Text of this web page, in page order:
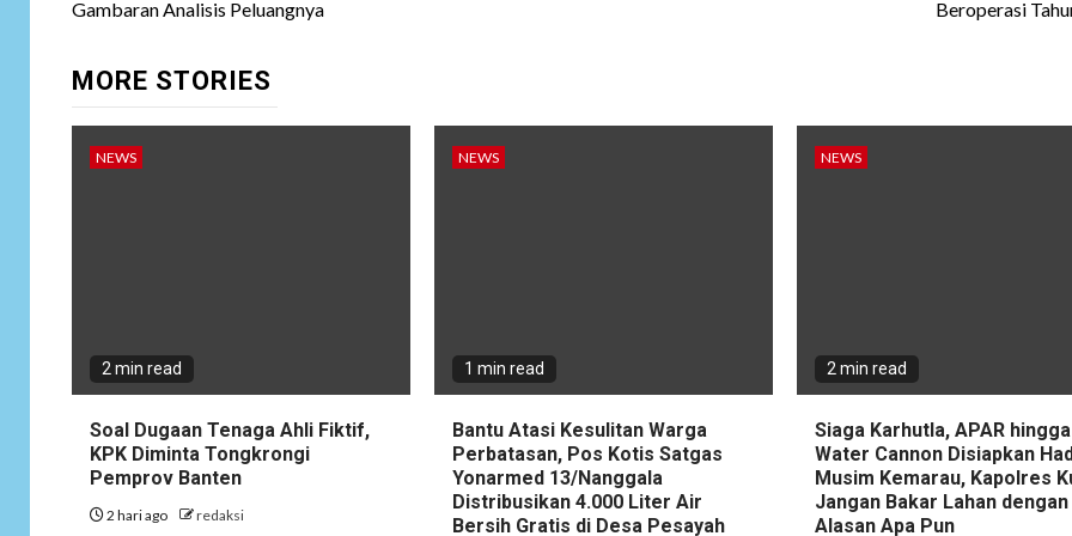
Gambaran Analisis Peluangnya
Beroperasi
MORE STORIES
NEWS
2 min read
Soal Dugaan Tenaga Ahli Fiktif,
KPK Diminta Tongkrongi
Pemprov Banten
2 hari ago redaksi
NEWS
1 min read
Bantu Atasi Kesulitan Warga
Perbatasan, Pos Kotis Satgas
Yonarmed 13/Nanggala
Distribusikan 4.000 Liter Air
Bersih Gratis di Desa Pesayah
NEWS
2 min read
Siaga Karhutla, APAR hingga
Water Cannon Disiapkan
Musim Kemarau, Kapolres
Jangan Bakar Lahan dengan
Alasan Apa Pun